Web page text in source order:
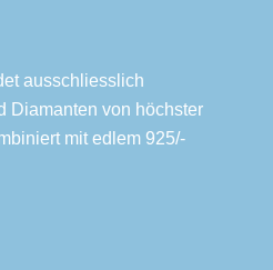
ausschliesslich
Diamanten von höchster
mit edlem 925/-